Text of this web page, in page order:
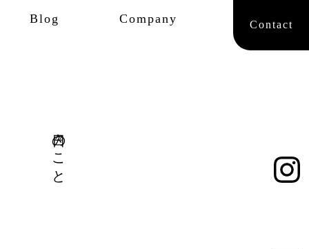
Blog Company Contact
日々のこと